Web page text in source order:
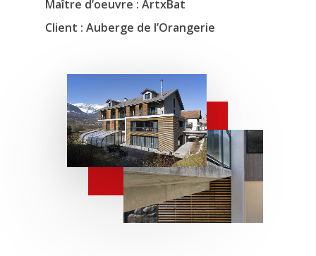
Maître d’oeuvre : ArtxBat
Client : Auberge de l’Orangerie